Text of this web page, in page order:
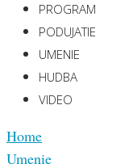
PROGRAM
PODUJATIE
UMENIE
HUDBA
VIDEO
Home
Umenie